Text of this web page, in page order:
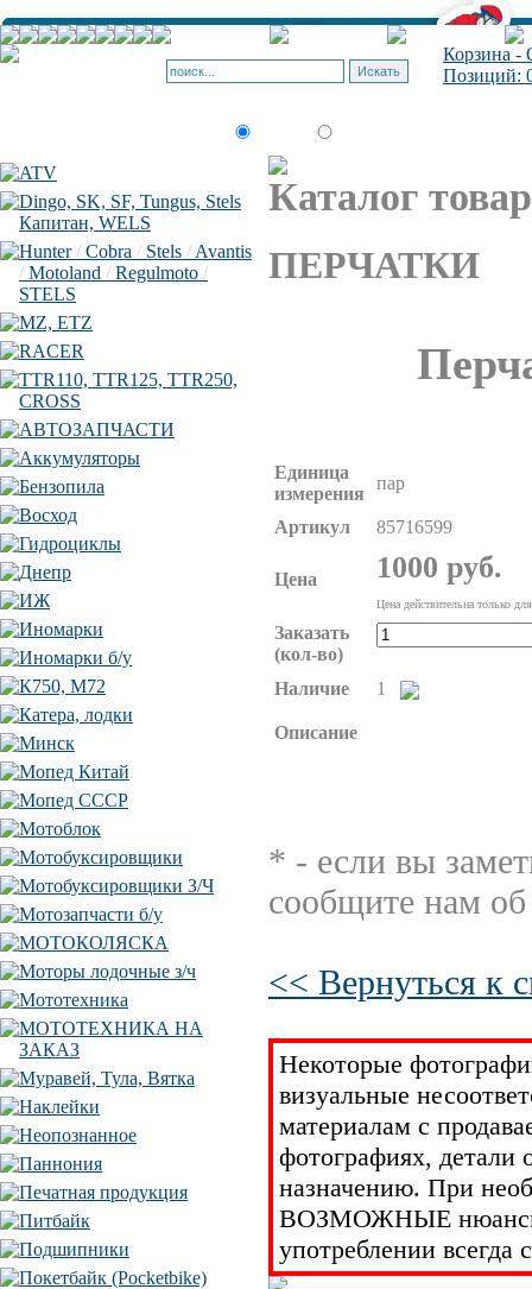
Корзина -
Позиций:
ATV
Dingo, SK, SF, Tungus, Stels
Капитан, WELS
Hunter/ Cobra / Stels / Avantis
/ Motoland / Regulmoto /
STELS
MZ, ETZ
RACER
TTR110, TTR125, TTR250,
CROSS
АВТОЗАПЧАСТИ
Аккумуляторы
Бензопила
Восход
Гидроциклы
Днепр
ИЖ
Иномарки
Иномарки б/у
К750, М72
Катера, лодки
Минск
Мопед Китай
Мопед СССР
Мотоблок
Мотобуксировщики
Мотобуксировщики З/Ч
Мотозапчасти б/у
МОТОКОЛЯСКА
Моторы лодочные з/ч
Мототехника
МОТОТЕХНИКА НА
ЗАКАЗ
Муравей, Тула, Вятка
Наклейки
Неопознанное
Паннония
Печатная продукция
Питбайк
Подшипники
Покетбайк (Pocketbike)
Каталог
ПЕРЧАТКИ
Единица
измерения
пар
Артикул 85716599
Цена 1000 руб.
Цена действительна только
Заказать
(кол-во)
Наличие
1
Описание
* - если вы
сообщите нам
<< Вернуться к
Некоторые
визуальные
материалам с
фотографиях, детали
назначению. При
ВОЗМОЖНЫЕ нюансы
употреблении всегда